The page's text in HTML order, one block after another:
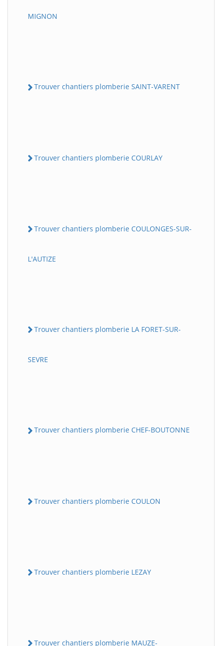
MIGNON
Trouver chantiers plomberie SAINT-VARENT
Trouver chantiers plomberie COURLAY
Trouver chantiers plomberie COULONGES-SUR-
L'AUTIZE
Trouver chantiers plomberie LA FORET-SUR-
SEVRE
Trouver chantiers plomberie CHEF-BOUTONNE
Trouver chantiers plomberie COULON
Trouver chantiers plomberie LEZAY
Trouver chantiers plomberie MAUZE-